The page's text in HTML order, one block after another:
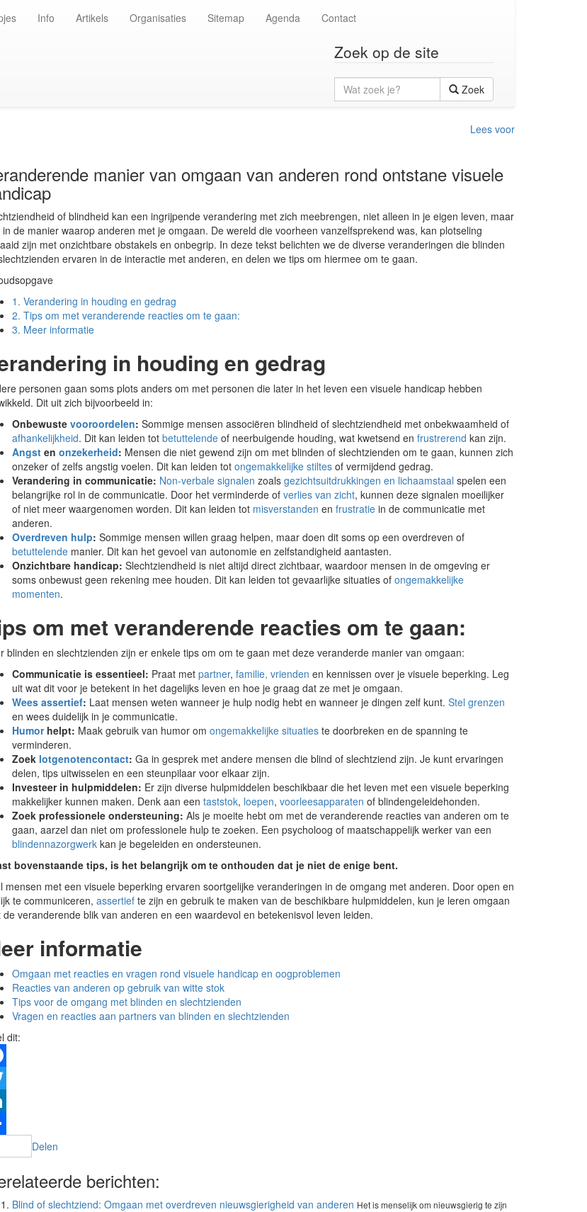
Info Artikels Organisaties Sitemap Agenda Contact
Zoek op de site
Wat
zoek
je?
Zoek
Lees voor
manier van omgaan van anderen rond ontstane visuele
of blindheid kan een ingrijpende verandering met zich meebrengen, niet alleen in je eigen leven, maar
in de manier waarop anderen met je omgaan. De wereld die voorheen vanzelfsprekend was, kan plotseling
zijn met onzichtbare obstakels en onbegrip. In deze tekst belichten we de diverse veranderingen die blinden
ervaren in de interactie met anderen, en delen we tips om hiermee om te gaan.
1. Verandering in houding en gedrag
2. Tips om met veranderende reacties om te gaan:
3. Meer informatie
in houding en gedrag
personen gaan soms plots anders om met personen die later in het leven een visuele handicap hebben
Dit uit zich bijvoorbeeld in:
Onbewuste vooroordelen: Sommige mensen associëren blindheid of slechtziendheid met onbekwaamheid of
afhankelijkheid. Dit kan leiden tot betuttelende of neerbuigende houding, wat kwetsend en frustrerend kan zijn.
Angst en onzekerheid: Mensen die niet gewend zijn om met blinden of slechtzienden om te gaan, kunnen zich
onzeker of zelfs angstig voelen. Dit kan leiden tot ongemakkelijke stiltes of vermijdend gedrag.
Verandering in communicatie: Non-verbale signalen zoals gezichtsuitdrukkingen en lichaamstaal spelen een
belangrijke rol in de communicatie. Door het verminderde of verlies van zicht, kunnen deze signalen moeilijker
of niet meer waargenomen worden. Dit kan leiden tot misverstanden en frustratie in de communicatie met
anderen.
Overdreven hulp: Sommige mensen willen graag helpen, maar doen dit soms op een overdreven of
betuttelende manier. Dit kan het gevoel van autonomie en zelfstandigheid aantasten.
Onzichtbare handicap: Slechtziendheid is niet altijd direct zichtbaar, waardoor mensen in de omgeving er
soms onbewust geen rekening mee houden. Dit kan leiden tot gevaarlijke situaties of ongemakkelijke
momenten.
om met veranderende reacties om te gaan:
blinden en slechtzienden zijn er enkele tips om om te gaan met deze veranderde manier van omgaan:
Communicatie is essentieel: Praat met partner, familie, vrienden en kennissen over je visuele beperking. Leg
uit wat dit voor je betekent in het dagelijks leven en hoe je graag dat ze met je omgaan.
Wees assertief: Laat mensen weten wanneer je hulp nodig hebt en wanneer je dingen zelf kunt. Stel grenzen
en wees duidelijk in je communicatie.
Humorhelpt: Maak gebruik van humor om ongemakkelijke situaties te doorbreken en de spanning te
verminderen.
Zoek lotgenotencontact: Ga in gesprek met andere mensen die blind of slechtziend zijn. Je kunt ervaringen
delen, tips uitwisselen en een steunpilaar voor elkaar zijn.
Investeer in hulpmiddelen: Er zijn diverse hulpmiddelen beschikbaar die het leven met een visuele beperking
makkelijker kunnen maken. Denk aan een taststok, loepen, voorleesapparaten of blindengeleidehonden.
Zoek professionele ondersteuning: Als je moeite hebt om met de veranderende reacties van anderen om te
gaan, aarzel dan niet om professionele hulp te zoeken. Een psycholoog of maatschappelijk werker van een
blindennazorgwerk kan je begeleiden en ondersteunen.
bovenstaande tips, is het belangrijk om te onthouden dat je niet de enige bent.
mensen met een visuele beperking ervaren soortgelijke veranderingen in de omgang met anderen. Door open en
te communiceren, assertief te zijn en gebruik te maken van de beschikbare hulpmiddelen, kun je leren omgaan
de veranderende blik van anderen en een waardevol en betekenisvol leven leiden.
informatie
Omgaan met reacties en vragen rond visuele handicap en oogproblemen
Reacties van anderen op gebruik van witte stok
Tips voor de omgang met blinden en slechtzienden
Vragen en reacties aan partners van blinden en slechtzienden
dit:
Delen
berichten:
Blind of slechtziend: Omgaan met overdreven nieuwsgierigheid van anderen Het is menselijk om nieuwsgierig te zijn